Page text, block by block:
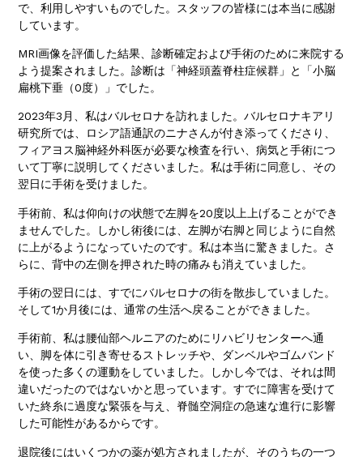
で、利用しやすいものでした。スタッフの皆様には本当に感謝
しています。
MRI画像を評価した結果、診断確定および手術のために来院する
よう提案されました。診断は「神経頭蓋脊柱症候群」と「小脳
扁桃下垂（0度）」でした。
2023年3月、私はバルセロナを訪れました。バルセロナキアリ
研究所では、ロシア語通訳のニナさんが付き添ってくださり、
フィアヨス脳神経外科医が必要な検査を行い、病気と手術につ
いて丁寧に説明してくださいました。私は手術に同意し、その
翌日に手術を受けました。
手術前、私は仰向けの状態で左脚を20度以上上げることができ
ませんでした。しかし術後には、左脚が右脚と同じように自然
に上がるようになっていたのです。私は本当に驚きました。さ
らに、背中の左側を押された時の痛みも消えていました。
手術の翌日には、すでにバルセロナの街を散歩していました。
そして1か月後には、通常の生活へ戻ることができました。
手術前、私は腰仙部ヘルニアのためにリハビリセンターへ通
い、脚を体に引き寄せるストレッチや、ダンベルやゴムバンド
を使った多くの運動をしていました。しかし今では、それは間
違いだったのではないかと思っています。すでに障害を受けて
いた終糸に過度な緊張を与え、脊髄空洞症の急速な進行に影響
した可能性があるからです。
退院後にはいくつかの薬が処方されましたが、そのうちの一つ